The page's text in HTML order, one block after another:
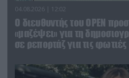
04.08.2026 | 12:02
O διευθυντής του OPEN
«μαζέψει» για τη
σε ρεπορτάζ για τις φωτιές